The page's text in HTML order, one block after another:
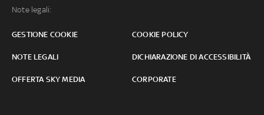
Note legali:
GESTIONE COOKIE COOKIE POLICY
NOTE LEGALI DICHIARAZIONE DI ACCESSIBILITÀ
OFFERTA SKY MEDIA CORPORATE